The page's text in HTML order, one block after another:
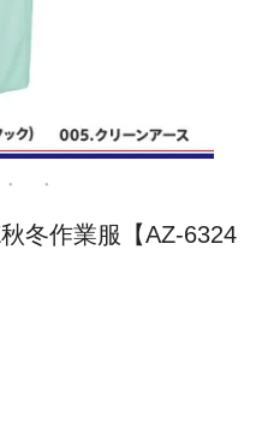
冬作業服【AZ-6324